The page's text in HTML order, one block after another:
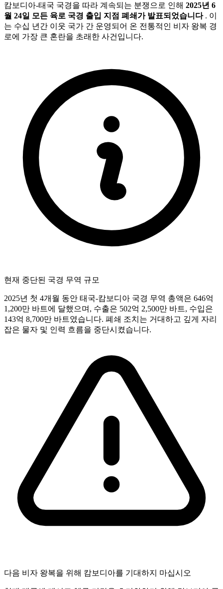
캄보디아-태국 국경을 따라 계속되는 분쟁으로 인해 2025년 6
월 24일 모든 육로 국경 출입 지점 폐쇄가 발표되었습니다. 이
는 수십 년간 이웃 국가 간 운영되어 온 전통적인 비자 왕복 경
로에 가장 큰 혼란을 초래한 사건입니다.
현재 중단된 국경 무역 규모
2025년 첫 4개월 동안 태국-캄보디아 국경 무역 총액은 646억
1,200만 바트에 달했으며, 수출은 502억 2,500만 바트, 수입은
143억 8,700만 바트였습니다. 폐쇄 조치는 거대하고 깊게 자리
잡은 물자 및 인력 흐름을 중단시켰습니다.
다음 비자 왕복을 위해 캄보디아를 기대하지 마십시오